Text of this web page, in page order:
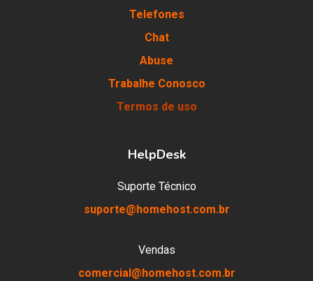
Telefones
Chat
Abuse
Trabalhe Conosco
Termos de uso
HelpDesk
Suporte Técnico
suporte@homehost.com.br
Vendas
comercial@homehost.com.br